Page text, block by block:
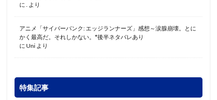
に
より
アニメ「サイバーパンク: エッジランナーズ」感想～涙腺崩壊。とに
かく最高だ。それしかない。*後半ネタバレあり
に Uni より
特集記事